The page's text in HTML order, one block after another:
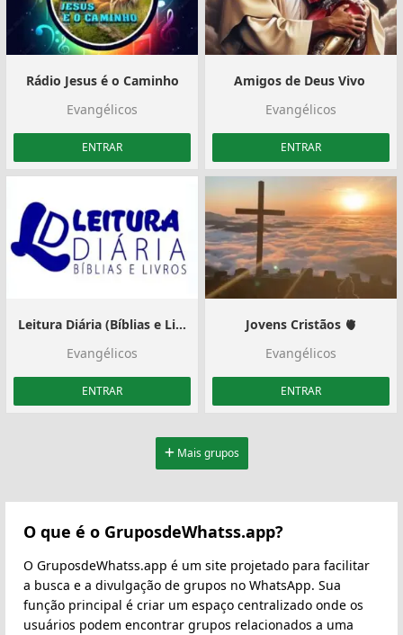
Rádio Jesus é o Caminho
Evangélicos
ENTRAR
Amigos de Deus Vivo ️
Evangélicos
ENTRAR
Leitura Diária (Bíblias e Livros Teológicos)
Evangélicos
ENTRAR
Jovens Cristãos 🫀‍️
Evangélicos
ENTRAR
Mais grupos
O que é o GruposdeWhatss.app?
O GruposdeWhatss.app é um site projetado para facilitar
a busca e a divulgação de grupos no WhatsApp. Sua
função principal é criar um espaço centralizado onde os
usuários podem encontrar grupos relacionados a uma